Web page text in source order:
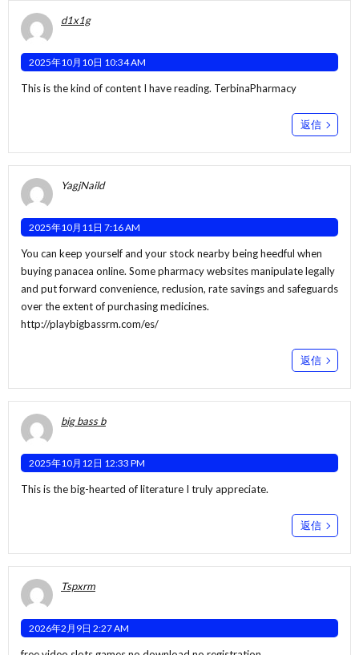
d1x1g
2025年10月10日 10:34 AM
This is the kind of content I have reading. TerbinaPharmacy
返信
YagjNaild
2025年10月11日 7:16 AM
You can keep yourself and your stock nearby being heedful when
buying panacea online. Some pharmacy websites manipulate legally
and put forward convenience, reclusion, rate savings and safeguards
over the extent of purchasing medicines.
http://playbigbassrm.com/es/
返信
big bass b
2025年10月12日 12:33 PM
This is the big-hearted of literature I truly appreciate.
返信
Tspxrm
2026年2月9日 2:27 AM